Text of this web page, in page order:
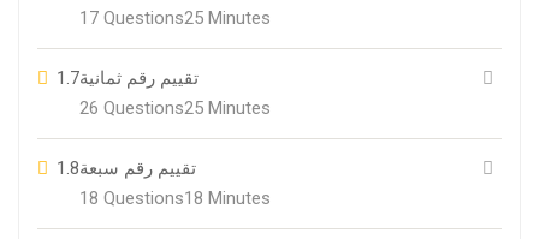
25 Minutes
17 Questions
1.7تقييم رقم ثمانية
25 Minutes
26 Questions
1.8تقييم رقم سبعة
18 Minutes
18 Questions